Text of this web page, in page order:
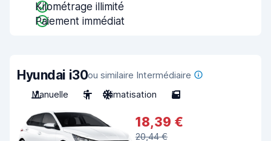
Kilométrage illimité
Paiement immédiat
Hyundai i30ou similaire Intermédiaire
Manuelle
5 Climatisation 5
18,39 €
20,44 €